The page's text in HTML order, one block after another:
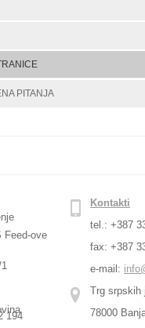
PITANJA
Feed-оve
Kontakti
tel.: +387
fax: +387
e-mail:
Trg srpskih
78000
194